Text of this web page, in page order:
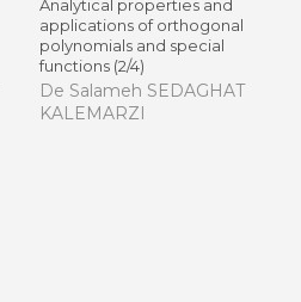
Analytical properties and
applications of orthogonal
polynomials and special
functions (2/4)
De Salameh SEDAGHAT
KALEMARZI